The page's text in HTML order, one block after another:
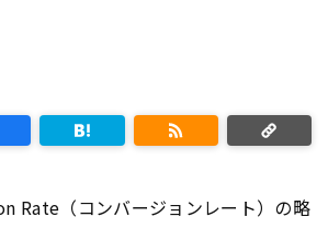
Rate（コンバージョンレート）の略